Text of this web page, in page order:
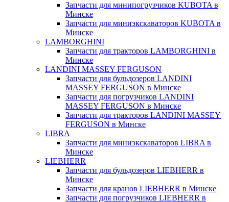
Запчасти для минипогрузчиков KUBOTA в
Минске
Запчасти для миниэкскаваторов KUBOTA в
Минске
LAMBORGHINI
Запчасти для тракторов LAMBORGHINI в
Минске
LANDINI MASSEY FERGUSON
Запчасти для бульдозеров LANDINI
MASSEY FERGUSON в Минске
Запчасти для погрузчиков LANDINI
MASSEY FERGUSON в Минске
Запчасти для тракторов LANDINI MASSEY
FERGUSON в Минске
LIBRA
Запчасти для миниэкскаваторов LIBRA в
Минске
LIEBHERR
Запчасти для бульдозеров LIEBHERR в
Минске
Запчасти для кранов LIEBHERR в Минске
Запчасти для погрузчиков LIEBHERR в